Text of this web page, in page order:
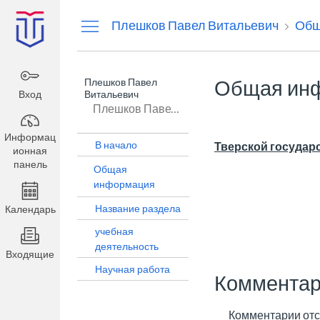
панель
Вход
Информац
ионная
панель
Календарь
Входящие
Плешков Павел Витальевич
Плешков Павел
Витальевич
Плешков Павел Витальевич
В начало
Общая
информация
Название раздела
учебная
деятельность
Научная работа
Общая
Тверской
Комментарии